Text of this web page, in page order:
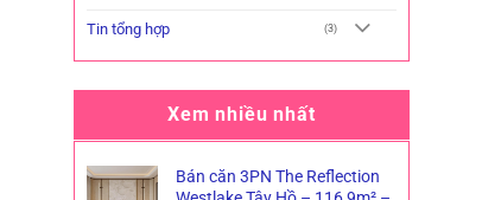
Tin tổng hợp (3)
Xem nhiều nhất
Bán căn 3PN The Reflection